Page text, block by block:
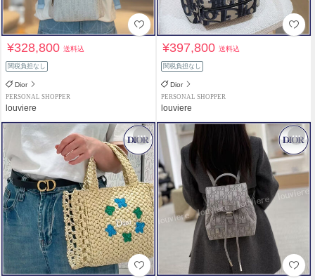
¥328,800送料込
関税負担なし
Dior
PERSONAL SHOPPER
louviere
¥397,800送料込
関税負担なし
Dior
PERSONAL SHOPPER
louviere